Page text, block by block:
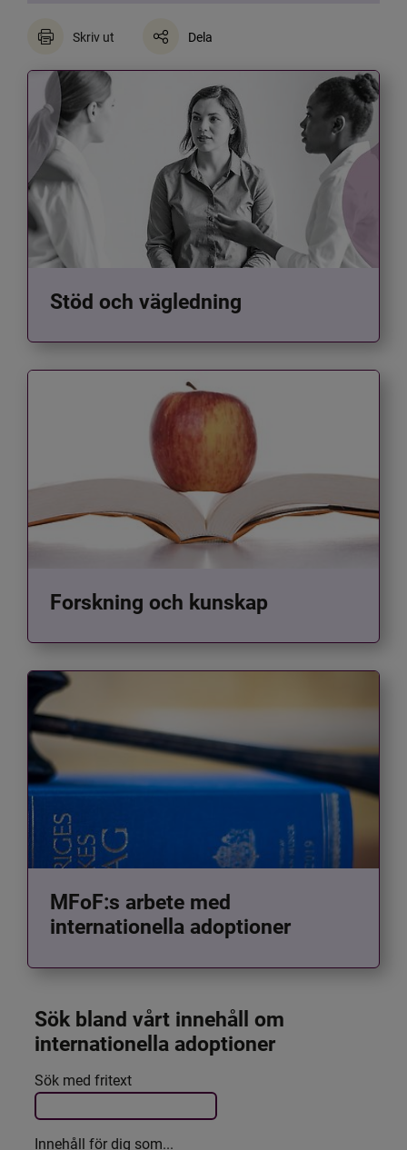
Skriv ut Dela
Stöd och vägledning
Forskning och kunskap
MFoF:s arbete med
internationella adoptioner
Sök bland vårt innehåll om
internationella adoptioner
Filtrera resultatet
Det här formuläret postas automatiskt
Sök med fritext
Innehåll för dig som...